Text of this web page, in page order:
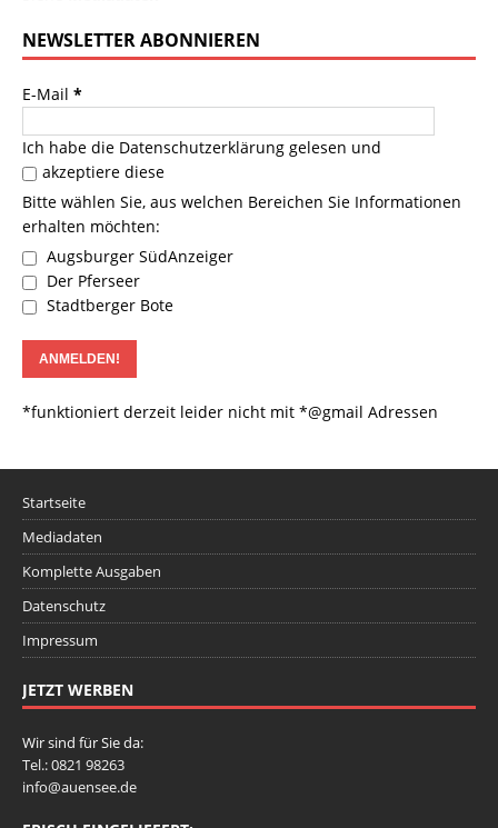
NEWSLETTER ABONNIEREN
E-Mail *
Ich habe die Datenschutzerklärung gelesen und
akzeptiere diese
Bitte wählen Sie, aus welchen Bereichen Sie Informationen
erhalten möchten:
Augsburger SüdAnzeiger
Der Pferseer
Stadtberger Bote
*funktioniert derzeit leider nicht mit *@gmail Adressen
Startseite
Mediadaten
Komplette Ausgaben
Datenschutz
Impressum
JETZT WERBEN
Wir sind für Sie da:
Tel.: 0821 98263
info@auensee.de